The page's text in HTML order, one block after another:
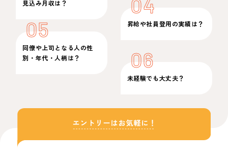
見込み月収は？ 04
昇給や社員登用の実績は？
05
同僚や上司となる人の性
別・年代・人柄は？
06
未経験でも大丈夫？